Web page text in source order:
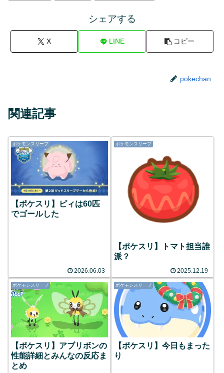
シェアする
X LINE コピー
pokechan
関連記事
ポケモンスリープ
【ポケスリ】ピィは60匹
でゴールした
2026.06.03
ポケモンスリープ
【ポケスリ】トマト担当誰
派？
2025.12.19
ポケモンスリープ
【ポケスリ】アブリボンの
性能詳細とみんなの反応ま
とめ
ポケモンスリープ
【ポケスリ】今日もまった
り